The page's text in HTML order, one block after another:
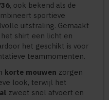
, ook bekend als de
sportieve
uitstraling. Gemaakt
het shirt een licht en
het geschikt is voor
teammomenten.
korte mouwen zorgen
look, terwijl het
zweet snel afvoert en